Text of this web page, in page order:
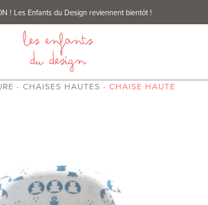
! Les Enfants du Design reviennent bientôt !
- CHAISES HAUTES - CHAISE HAUTE